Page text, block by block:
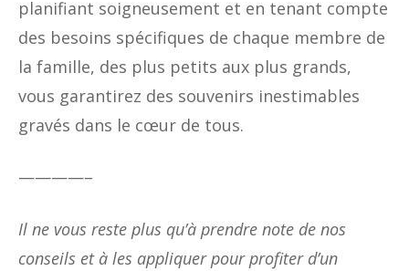
planifiant soigneusement et en tenant compte
des besoins spécifiques de chaque membre de
la famille, des plus petits aux plus grands,
vous garantirez des souvenirs inestimables
gravés dans le cœur de tous.
————–
Il ne vous reste plus qu’à prendre note de nos
conseils et à les appliquer pour profiter d’un